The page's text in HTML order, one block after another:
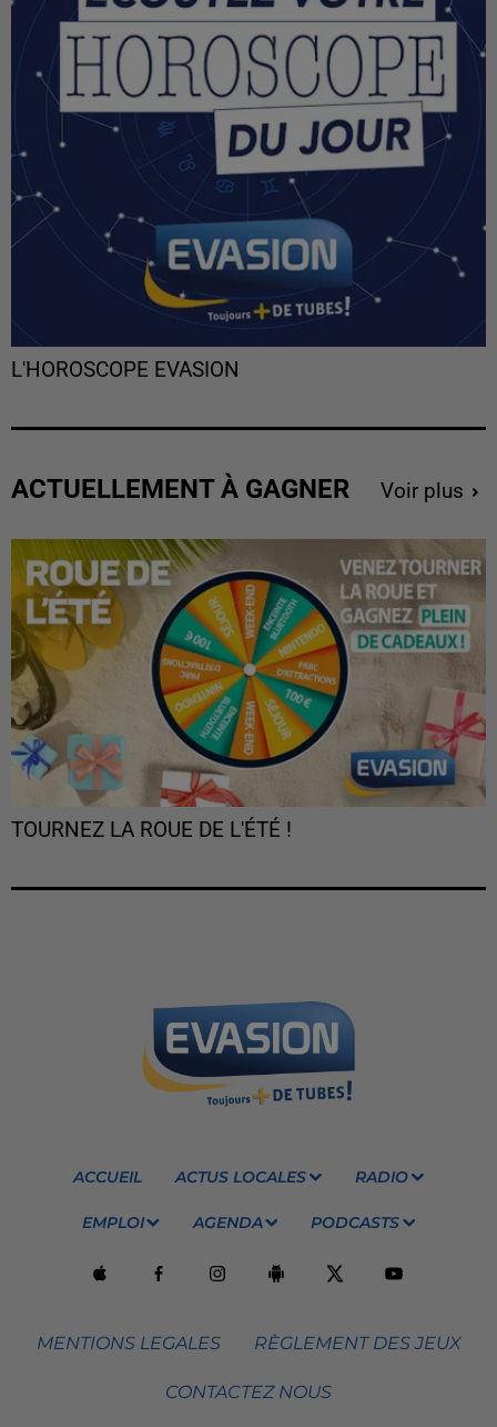
L'HOROSCOPE EVASION
ACTUELLEMENT À GAGNER Voir plus
TOURNEZ LA ROUE DE L'ÉTÉ !
ACCUEIL ACTUS LOCALES RADIO
EMPLOI AGENDA PODCASTS
MENTIONS LEGALES RÈGLEMENT DES JEUX
CONTACTEZ NOUS